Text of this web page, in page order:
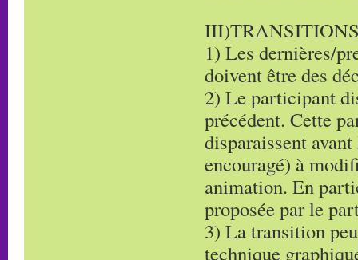
1) Les dernières/
doivent être des
2) Le participant
précédent. Cette
disparaissent
encouragé) à
animation. En
proposée par le
3) La transition
technique